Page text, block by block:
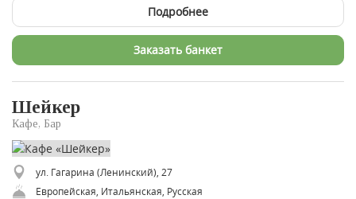
Подробнее
Заказать банкет
Шейкер
Кафе, Бар
ул. Гагарина (Ленинский), 27
Европейская, Итальянская, Русская